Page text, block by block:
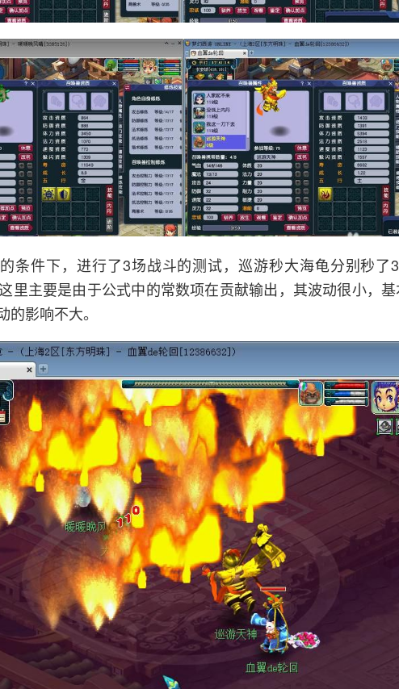
条件下，进行了3场战斗的测试，巡游秒大海龟分别秒了
里主要是由于公式中的常数项在贡献输出，其波动很小，
的影响不大。